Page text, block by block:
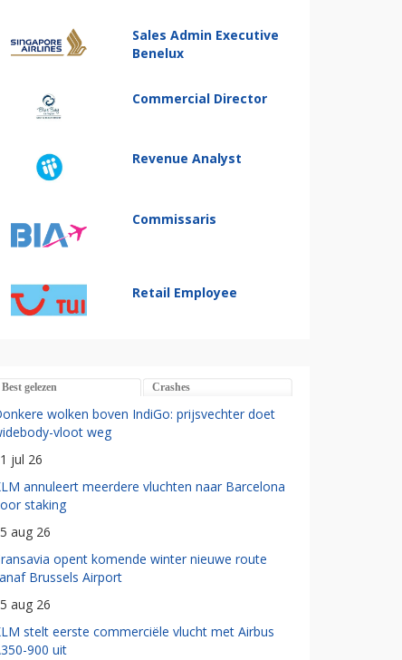
Sales Admin Executive
Benelux
Commercial Director
Revenue Analyst
Commissaris
Retail Employee
Best gelezen Crashes
wolken boven IndiGo: prijsvechter doet
vloot weg
jul 26
annuleert meerdere vluchten naar Barcelona
staking
aug 26
opent komende winter nieuwe route
Brussels Airport
aug 26
stelt eerste commerciële vlucht met Airbus
900 uit